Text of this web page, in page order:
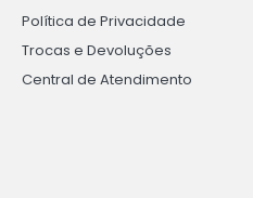
Política de Privacidade
Trocas e Devoluções
Central de Atendimento